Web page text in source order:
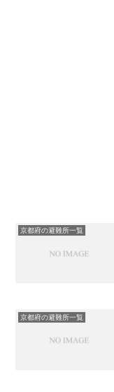
京都府の避難所一覧
京都府の避難所一覧